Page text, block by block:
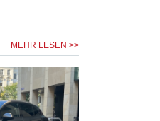
MEHR LESEN >>